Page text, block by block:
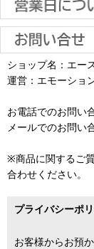
※銀行振り込み・
の場合、ご入金確
※一部適用外の地
※お届け先が異な
沖縄へのお届けは
より金額が異なる
となります（当日
す。
【初期不良・保証
商品到着後1週間
返品対応の詳細、
をご覧ください。
土日祝日も
■お届けについて
お届け日のご指定
ます。
平日は15時・土曜
が可能です。
済・代引決済のみ
※クレジットカー
※メーカー発注品
土
発送
※出荷
この日は出荷業
ショップ名：エー
運営：エモーショ
お電話でのお問い
メールでのお問い
※商品に関するご
合わせください。
プライバシーポ
お客様からお預